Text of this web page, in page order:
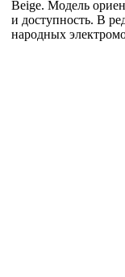
Beige. Модель
и доступность. В
народных